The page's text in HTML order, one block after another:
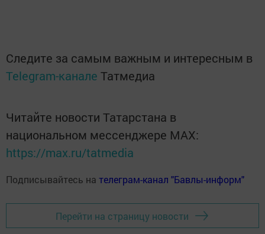
Следите за самым важным и интересным в
Telegram-канале Татмедиа
Читайте новости Татарстана в
национальном мессенджере MАХ:
https://max.ru/tatmedia
Подписывайтесь на телеграм-канал "Бавлы-информ"
Перейти на страницу новости